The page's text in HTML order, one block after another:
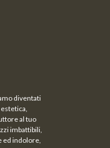
diventati
al tuo
imbattibili,
ed indolore,